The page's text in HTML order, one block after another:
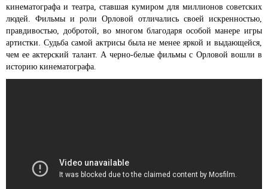
кинематографа и театра, ставшая кумиром для миллионов советских
людей. Фильмы и роли Орловой отличались своей искренностью,
правдивостью, добротой, во многом благодаря особой манере игры
артистки. Судьба самой актрисы была не менее яркой и выдающейся,
чем ее актерский талант. А черно-белые фильмы с Орловой вошли в
историю кинематографа.